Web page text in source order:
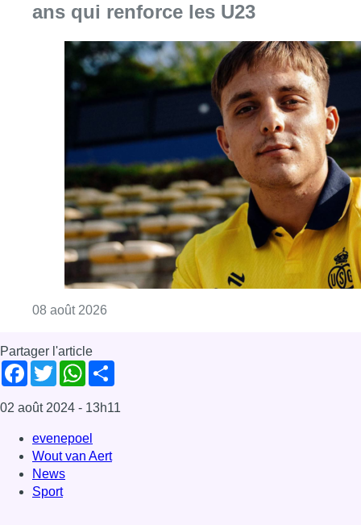
ans qui renforce les U23
08 août 2026
Partager l'article
Facebook
TwitterWhatsApp
02 août 2024 - 13h11
evenepoel
Wout van Aert
News
Sport